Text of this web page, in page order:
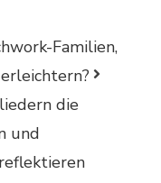
Familien,
die
und